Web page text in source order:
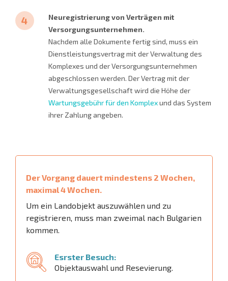
Neuregistrierung von Verträgen mit
Versorgungsunternehmen.
Nachdem alle Dokumente fertig sind, muss ein
Dienstleistungsvertrag mit der Verwaltung des
Komplexes und der Versorgungsunternehmen
abgeschlossen werden. Der Vertrag mit der
Verwaltungsgesellschaft wird die Höhe der
Wartungsgebühr für den Komplexund das System
ihrer Zahlung angeben.
Der Vorgang dauert mindestens 2 Wochen,
maximal 4 Wochen.
Um ein Landobjekt auszuwählen und zu
registrieren, muss man zweimal nach Bulgarien
kommen.
Esrster Besuch:
Objektauswahl und Resevierung.